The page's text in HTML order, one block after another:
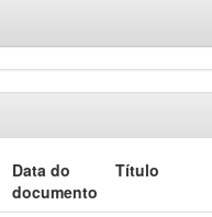
Data do
documento
Título